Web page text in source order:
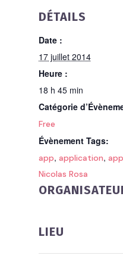
DÉTAILS
Date :
17 juillet 2014
Heure :
18 h 45 min
Catégorie
Free
Évènement Tags:
app, application,
Nicolas Rosa
LIEU